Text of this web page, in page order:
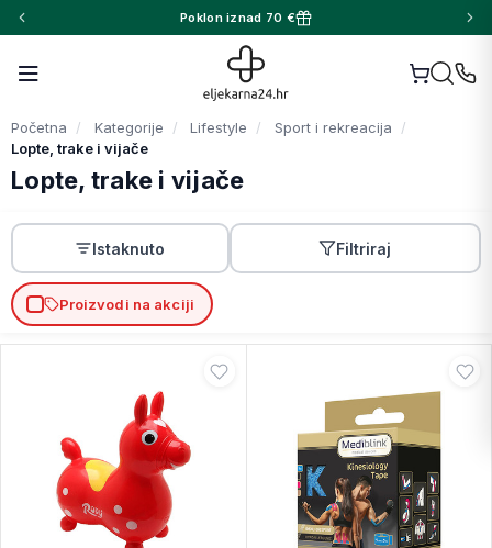
Poklon iznad 70 €
Početna Kategorije Lifestyle
Sport i rekreacija
Lopte, trake i vijače
Lopte, trake i vijače
Istaknuto Filtriraj
Proizvodi na akciji